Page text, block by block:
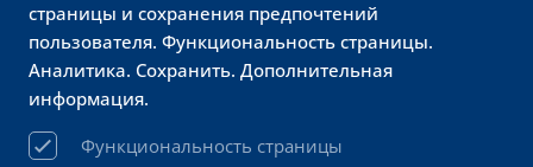
Обслуживание
клиентов
Prisma
sikupilli@prismamarket.ee
страницы и сохранения предпочтений
пользователя. Функциональность страницы.
Аналитика. Сохранить. Дополнительная
информация.
Функциональность страницы